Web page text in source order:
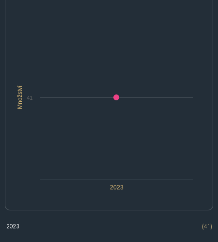
Množství
2023
41
2023 (41)